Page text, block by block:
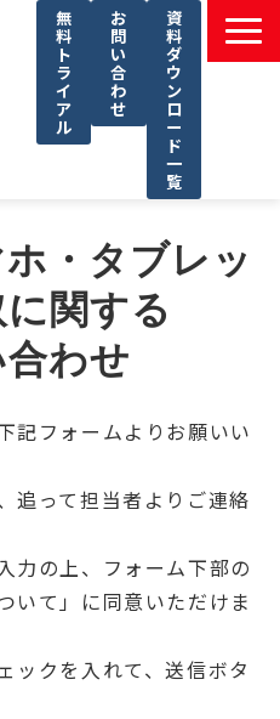
無
料
ト
ラ
イ
ア
ル
お
問
い
合
わ
せ
資
料
ダ
ウ
ン
ロ
ー
ド
一
覧
ーション一覧
ス一覧
事例
ム
・タブレッ
に関する
わせ
記フォームよりお願いい
追って担当者よりご連絡
力の上、フォーム下部の
いて」に同意いただけま
ックを入れて、送信ボタ